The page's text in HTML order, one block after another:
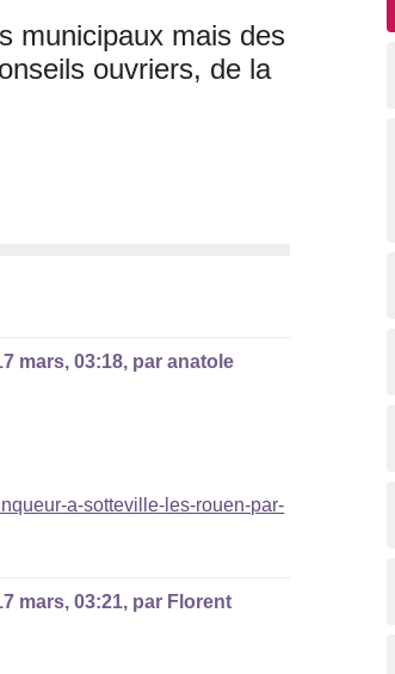
municipaux mais des
ouvriers, de la
mars, 03:18, paranatole
a-sotteville-les-rouen-par-
mars, 03:21, par Florent